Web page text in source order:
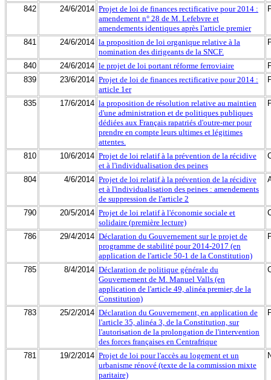
842 24/6/2014 Projet de loi de finances rectificative pour 2014 :
amendement n° 28 de M. Lefebvre et
amendements identiques après l'article premier
841 24/6/2014 la proposition de loi organique relative à la
nomination des dirigeants de la SNCF.
840 24/6/2014 le projet de loi portant réforme ferroviaire
839
23/6/2014 Projet de loi de finances rectificative pour 2014 :
article 1er
835 17/6/2014 la proposition de résolution relative au maintien
d'une administration et de politiques publiques
dédiées aux Français rapatriés d'outre-mer pour
prendre en compte leurs ultimes et légitimes
attentes.
810 10/6/2014 Projet de loi relatif à la prévention de la récidive
et à l'individualisation des peines
804 4/6/2014 Projet de loi relatif à la prévention de la récidive
et à l'individualisation des peines : amendements
de suppression de l'article 2
790 20/5/2014 Projet de loi relatif à l'économie sociale et
solidaire (première lecture)
786 29/4/2014 Déclaration du Gouvernement sur le projet de
programme de stabilité pour 2014-2017 (en
application de l'article 50-1 de la Constitution)
785 8/4/2014 Déclaration de politique générale du
Gouvernement de M. Manuel Valls (en
application de l'article 49, alinéa premier, de la
Constitution)
783 25/2/2014 Déclaration du Gouvernement, en application de
l'article 35, alinéa 3, de la Constitution, sur
l'autorisation de la prolongation de l'intervention
des forces françaises en Centrafrique
781 19/2/2014 Projet de loi pour l'accès au logement et un
urbanisme rénové (texte de la commission mixte
paritaire)